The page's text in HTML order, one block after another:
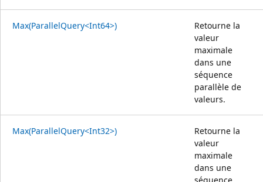
Max(ParallelQuery<Int64>)
Retourne la
valeur
maximale
dans une
séquence
parallèle de
valeurs.
Max(ParallelQuery<Int32>)
Retourne la
valeur
maximale
dans une
séquence